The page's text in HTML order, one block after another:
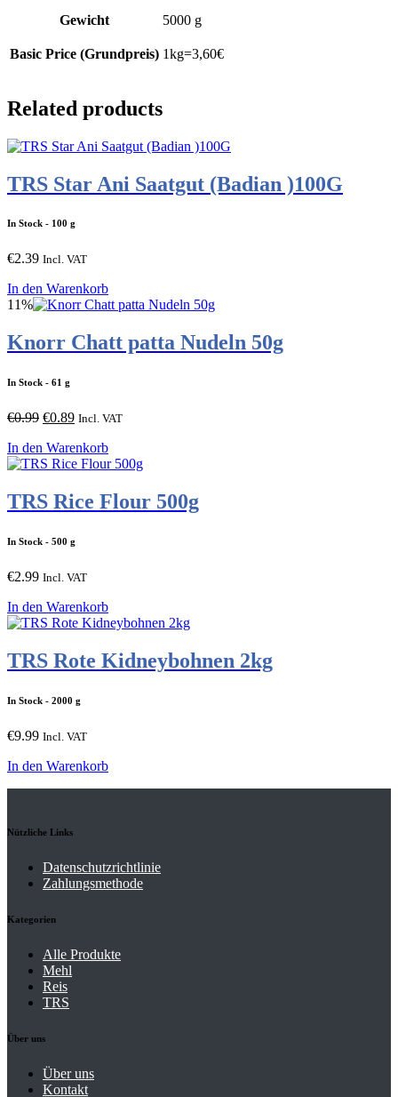
Gewicht 5000 g
Basic Price (Grundpreis) 1kg=3,60€
Related products
TRS Star Ani Saatgut (Badian )100G
In Stock - 100 g
€2.39 Incl. VAT
In den Warenkorb
11%
Knorr Chatt patta Nudeln 50g
In Stock - 61 g
€0.99 Ursprünglicher
war:
€0.99
€0.89Aktueller
ist:
€0.89.
Incl. VAT
In den Warenkorb
TRS Rice Flour 500g
In Stock - 500 g
€2.99 Incl. VAT
In den Warenkorb
TRS Rote Kidneybohnen 2kg
In Stock - 2000 g
€9.99 Incl. VAT
In den Warenkorb
Nützliche Links
Datenschutzrichtlinie
Zahlungsmethode
Kategorien
Alle Produkte
Mehl
Reis
TRS
Über uns
Über uns
Kontakt